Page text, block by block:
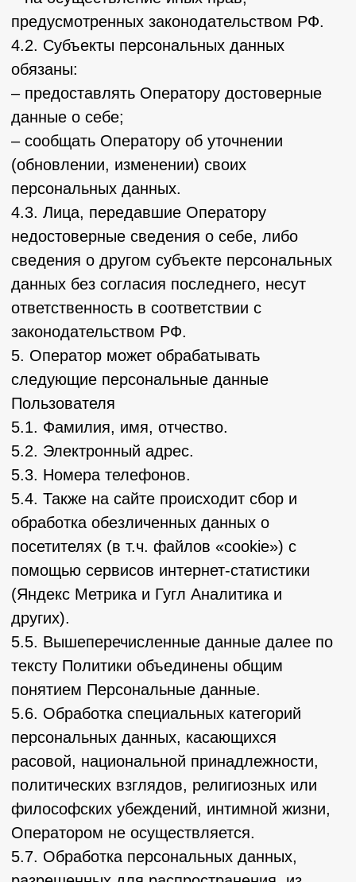
6.2. Обработка персональных данных
ограничивается достижением конкретных,
заранее определенных и законных целей.
Не допускается обработка персональных
данных, несовместимая с целями сбора
персональных данных.
6.3. Не допускается объединение баз
данных, содержащих персональные данные,
обработка которых осуществляется в целях,
несовместимых между собой.
6.4. Обработке подлежат только
персональные данные, которые отвечают
целям их обработки.
персональных данных соответствуют
заявленным целям обработки. Не
допускается избыточность обрабатываемых
персональных данных по отношению к
заявленным целям их обработки.
6.6. При обработке персональных данных
обеспечивается точность персональных
данных, их достаточность, а в необходимых
случаях и актуальность по отношению к
целям обработки персональных данных.
или обеспечивает их принятие по удалению
или уточнению неполных или неточных
6.7. Хранение персональных данных
осуществляется в форме, позволяющей
определить субъекта персональных данных,
не дольше, чем этого требуют цели
обработки персональных данных, если срок
хранения персональных данных не
установлен федеральным законом,
договором, стороной которого,
выгодоприобретателем или поручителем по
которому является субъект персональных
данных. Обрабатываемые персональные
данные уничтожаются либо обезличиваются
по достижении целей обработки или в
случае утраты необходимости в достижении
этих целей, если иное не предусмотрено
федеральным законом.
7. Цели обработки персональных данных
7.1. Цель обработки персональных данных
Пользователя:
– информирование Пользователя
– заключение, исполнение и прекращение
гражданско-правовых договоров;
– предоставление доступа Пользователю к